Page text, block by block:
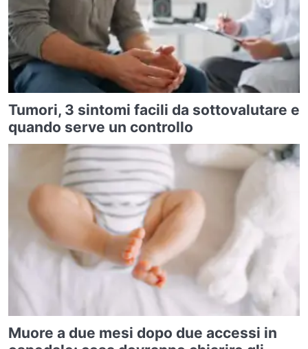
Tumori, 3 sintomi facili da sottovalutare e
quando serve un controllo
Muore a due mesi dopo due accessi in